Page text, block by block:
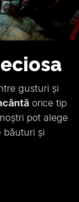
gusturi și
orice tip
pot alege
băuturi și